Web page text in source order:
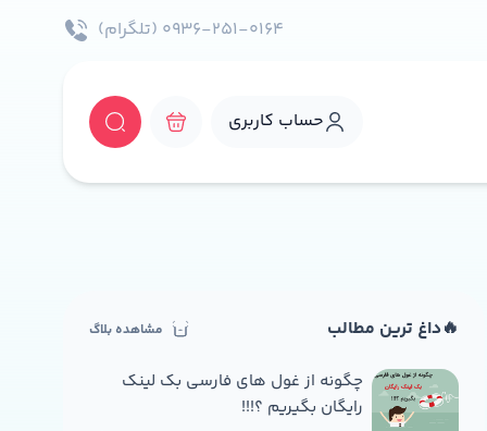
۰۹۳۶-۲۵۱-۰۱۶۴ (تلگرام)
حساب کاربری
🔥داغ ترین مطالب مشاهده بلاگ
چگونه از غول های فارسی بک لینک
رایگان بگیریم ؟!!!